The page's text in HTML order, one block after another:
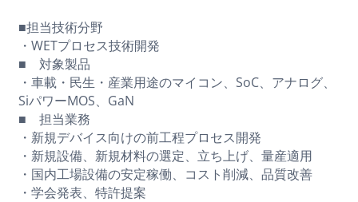
■担当技術分野
・WETプロセス技術開発
■ 対象製品
・車載・民生・産業用途のマイコン、SoC、アナログ、
SiパワーMOS、GaN
■ 担当業務
・新規デバイス向けの前工程プロセス開発
・新規設備、新規材料の選定、立ち上げ、量産適用
・国内工場設備の安定稼働、コスト削減、品質改善
・学会発表、特許提案